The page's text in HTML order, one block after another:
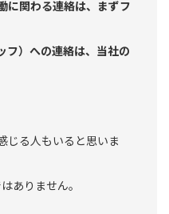
に関わる連絡は、まずフ
フ）への連絡は、当社の
じる人もいると思いま
ありません。